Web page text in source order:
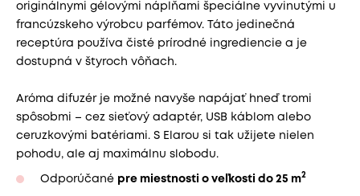
originálnymi gélovými náplňami špeciálne vyvinutými u
francúzskeho výrobcu parfémov. Táto jedinečná
receptúra ​​používa čisté prírodné ingrediencie a je
dostupná v štyroch vôňach.
Aróma difuzér je možné navyše napájať hneď tromi
spôsobmi – cez sieťový adaptér, USB káblom alebo
ceruzkovými batériami. S Elarou si tak užijete nielen
pohodu, ale aj maximálnu slobodu.
Odporúčané pre miestnosti o veľkosti do 25 m2